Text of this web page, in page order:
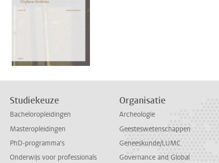
Studiekeuze
Bacheloropleidingen
Masteropleidingen
PhD-programma's
Onderwijs voor professionals
Organisatie
Archeologie
Geesteswetenschappen
Geneeskunde/LUMC
Governance and Global